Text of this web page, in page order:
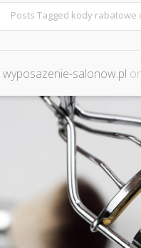
Posts Tagged kody rabatowe
wyposazenie-salonow.pl